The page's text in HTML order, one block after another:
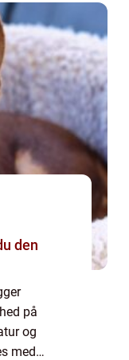
den
på
og
med